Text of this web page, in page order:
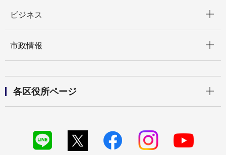
ビジネス
市政情報
各区役所ページ